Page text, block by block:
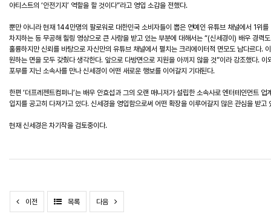
아티스트의 ‘안전기지’ 역할을 할 것이다”라고 영입 소감을 전했다.
뿐만 아니라 현재 144만명의 팔로워로 대한민국 소비자들이 뽑은 연예인 유튜브 채널에서 1위를
차지하는 등 무공해 힐링 영상으로 큰 사랑을 받고 있는 부분에 대해서는 “(신세경이) 배우 경력도
훌륭하지만 신뢰를 바탕으로 자신만의 유튜브 채널에서 펼치는 크리에이터적 면모도 남다르다.
원하는 면을 모두 갖췄다 생각한다. 앞으로 다방면으로 지원을 아끼지 않을 것”이라 강조했다. 이
포부를 지닌 소속사를 만나 신세경이 어떤 새로운 행보를 이어갈지 기대된다.
한편 ‘더프레젠트컴퍼니’는 배우 안효섭과 그의 오랜 매니저가 설립한 소속사로 엔터테인먼트 업
입지를 공고히 다져가고 있다. 신세경을 영입함으로써 어떤 확장을 이루어갈지 많은 관심을 받고
현재 신세경은 차기작을 검토중이다.
이전 목록 다음